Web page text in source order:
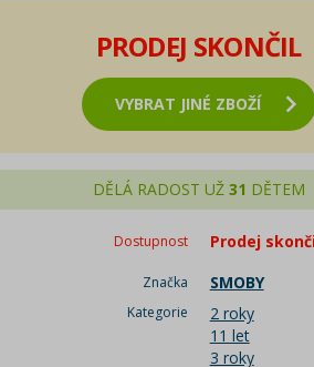
PRODEJ SKONČIL
VYBRAT JINÉ ZBOŽÍ
DĚLÁ RADOST UŽ 31 DĚTEM
Dostupnost Prodej
Značka SMOBY
Kategorie
2 roky
11 let
3 roky